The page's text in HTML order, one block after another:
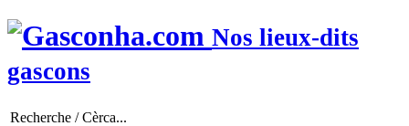
Nos lieux-dits
gascons
Recherche / Cèrca...